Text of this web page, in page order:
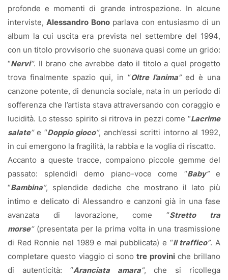
profonde e momenti di grande introspezione. In alcune
interviste,Alessandro Bonoparlava con entusiasmo di un
album la cui uscita era prevista nel settembre del 1994,
con un titolo provvisorio che suonava quasi come un grido:
“Nervi”. Il brano che avrebbe dato il titolo a quel progetto
trova finalmente spazio qui, in “Oltre l’anima”ed è una
canzone potente, di denuncia sociale, nata in un periodo di
sofferenza che l’artista stava attraversando con coraggio e
lucidità. Lo stesso spirito si ritrova in pezzi come “Lacrime
salate”e “Doppio gioco”, anch’essi scritti intorno al 1992,
in cui emergono la fragilità, la rabbia e la voglia di riscatto.
Accanto a queste tracce, compaiono piccole gemme del
passato: splendidi demo piano-voce come “Baby”e
“Bambina”, splendide dediche che mostrano il lato più
intimo e delicato di Alessandro e canzoni già in una fase
avanzata di lavorazione, come “Stretto tra
morse”(presentata per la prima volta in una trasmissione
di Red Ronnie nel 1989 e mai pubblicata) e “Il traffico”. A
completare questo viaggio ci sonotre proviniche brillano
di autenticità: “Aranciata amara”, che si ricollega